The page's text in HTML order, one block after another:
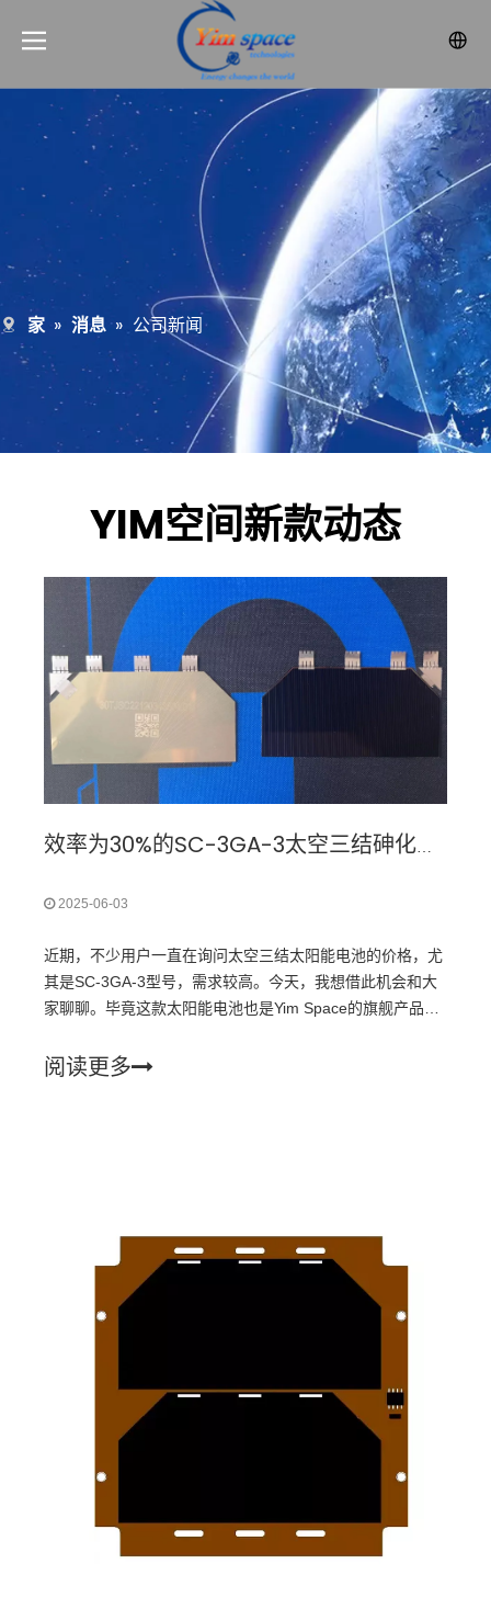
家 » 消息 » 公司新闻
YIM空间新款动态
效率为30%的SC-3GA-3太空三结砷化镓太阳能电池组件的价格是多少？
2025-06-03
近期，不少用户一直在询问太空三结太阳能电池的价格，尤
其是SC-3GA-3型号，需求较高。今天，我想借此机会和大
家聊聊。毕竟这款太阳能电池也是Yim Space的旗舰产品之
阅读更多